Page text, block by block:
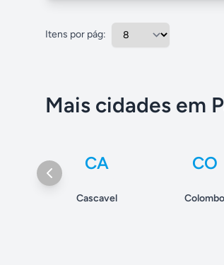
Itens por pág:
Mais cidades em
CA
Cascavel
CO
Colombo